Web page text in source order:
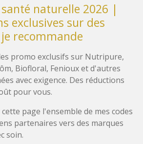
naturelle 2026 |
exclusives sur des
recommande
promo exclusifs sur Nutripure,
Biofloral, Fenioux et d'autres
avec exigence. Des réductions
pour vous.
page l'ensemble de mes codes
partenaires vers des marques
soin.